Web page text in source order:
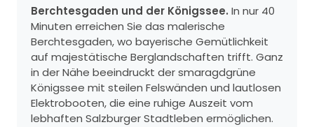
Berchtesgaden und der Königssee. In nur 40
Minuten erreichen Sie das malerische
Berchtesgaden, wo bayerische Gemütlichkeit
auf majestätische Berglandschaften trifft. Ganz
in der Nähe beeindruckt der smaragdgrüne
Königssee mit steilen Felswänden und lautlosen
Elektrobooten, die eine ruhige Auszeit vom
lebhaften Salzburger Stadtleben ermöglichen.